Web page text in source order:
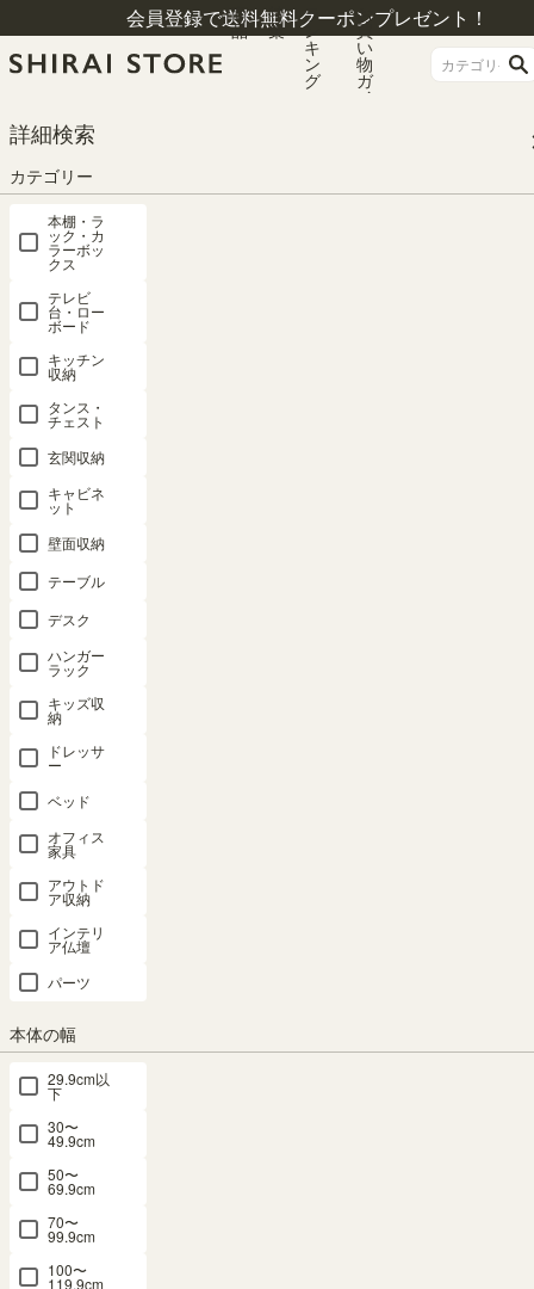
会員登録で送料無料クーポンプレゼント！
商
品
特
集
ラ
ン
キ
ン
グ
お
買
い
物
ガ
イ
詳細検索
カテゴリー
本棚・ラ
ック・カ
ラーボッ
クス
テレビ
台・ロー
ボード
キッチン
収納
タンス・
チェスト
玄関収納
キャビネ
ット
壁面収納
テーブル
デスク
ハンガー
ラック
キッズ収
納
ドレッサ
ー
ベッド
オフィス
家具
アウトド
ア収納
インテリ
ア仏壇
パーツ
本体の幅
29.9cm以
下
30〜
49.9cm
50〜
69.9cm
70〜
99.9cm
100〜
119.9cm
HOME シリーズ一覧
追加移動棚 LGE アイボリー 棚取付金具付 マス目ラック 飾り棚 本棚 シェルフ
レジェルノ LGE-T40IV
追加移動棚 LGE アイボリー 棚取付金具付
マス目ラック 飾り棚 本棚 シェルフ レジ
ェルノ LGE-T40IV
レジェルノ
SOLD OUT
メルマガ or LINE登録で5%OFFクーポン進呈中！